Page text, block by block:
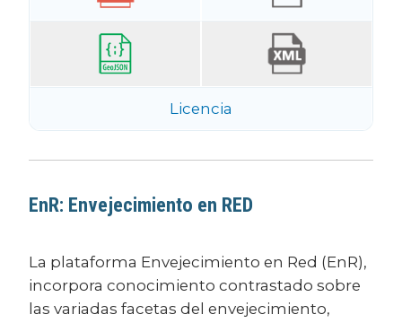
Licencia
EnR: Envejecimiento en RED
La plataforma Envejecimiento en Red (EnR),
incorpora conocimiento contrastado sobre
las variadas facetas del envejecimiento,